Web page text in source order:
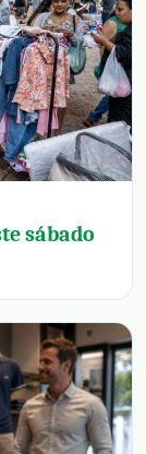
sábado